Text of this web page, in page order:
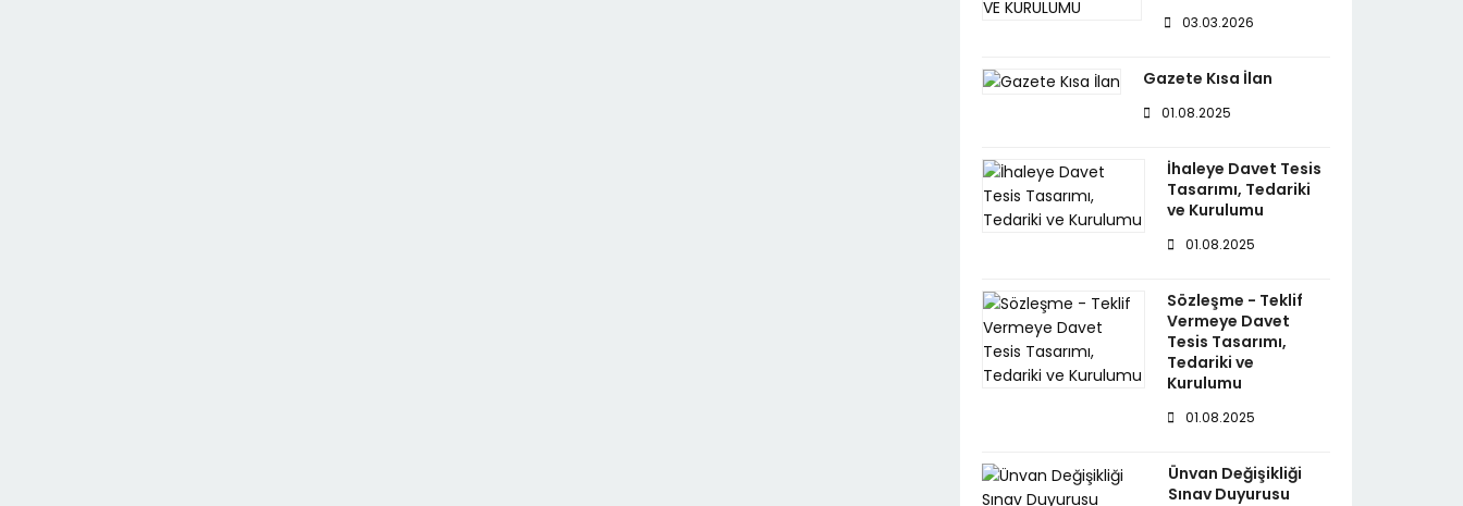
03.03.2026
Gazete Kısa İlan
01.08.2025
İhaleye Davet Tesis
Tasarımı, Tedariki
ve Kurulumu
01.08.2025
Sözleşme - Teklif
Vermeye Davet
Tesis Tasarımı,
Tedariki ve
Kurulumu
01.08.2025
Ünvan Değişikliği
Sınav Duyurusu